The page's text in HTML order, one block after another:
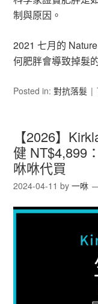
制與原因。
2021 七月的
何肥胖會導致掉髮
Posted in:對抗落髮
【2026】
健 NT$4,899
咻咻代買
2024-04-11 by一咻